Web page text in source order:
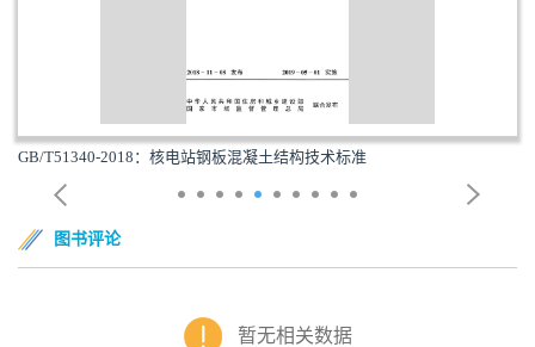
GB/T51340-2018：核电站钢板混凝土结构技术标准
图书评论
暂无相关数据